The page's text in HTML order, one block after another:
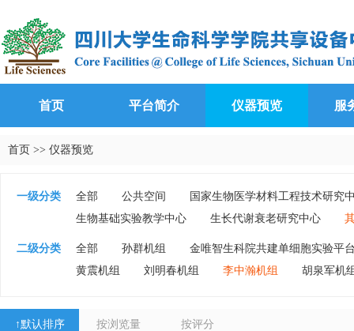
首页 平台简介 仪器预览 服
首页 >> 仪器预览
一级分类 全部 公共空间
国家生物医学材料工程技术研究
生物基础实验教学中心
生长代谢衰老研究中心
二级分类 全部 孙群机组
金唯智生科院共建单细胞实验平
黄震机组
刘明春机组 李中瀚机组 胡泉军机
↑默认排序 按浏览量 按评分